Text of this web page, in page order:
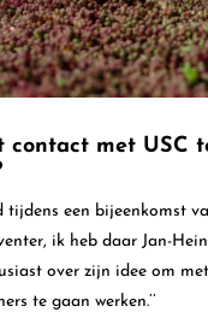
contact met USC
tijdens een bijeenkomst
ik heb daar Jan-
over zijn idee om
te gaan werken.’’